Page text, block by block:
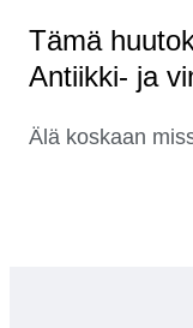
Tämä
Antiikki- ja
Älä koskaan